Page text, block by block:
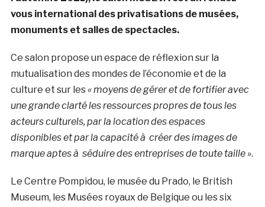
vous international des privatisations de musées,
monuments et salles de spectacles.
Ce salon propose un espace de réflexion sur la
mutualisation des mondes de l’économie et de la
culture et sur les« moyens de gérer et de fortifier avec
une grande clarté les ressources propres de tous les
acteurs culturels, par la location des espaces
disponibles et par la capacité à créer des images de
marque aptes à séduire des entreprises de toute taille ».
Le Centre Pompidou, le musée du Prado, le British
Museum, les Musées royaux de Belgique ou les six